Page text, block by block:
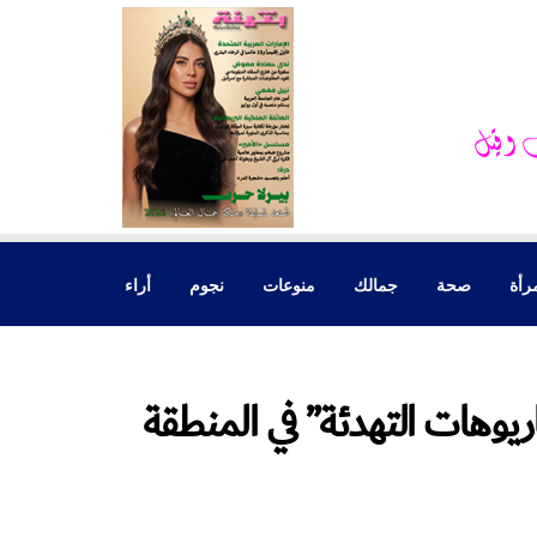
صحة جمالك منوعات نجوم أراء
التهدئة” في المنطقة